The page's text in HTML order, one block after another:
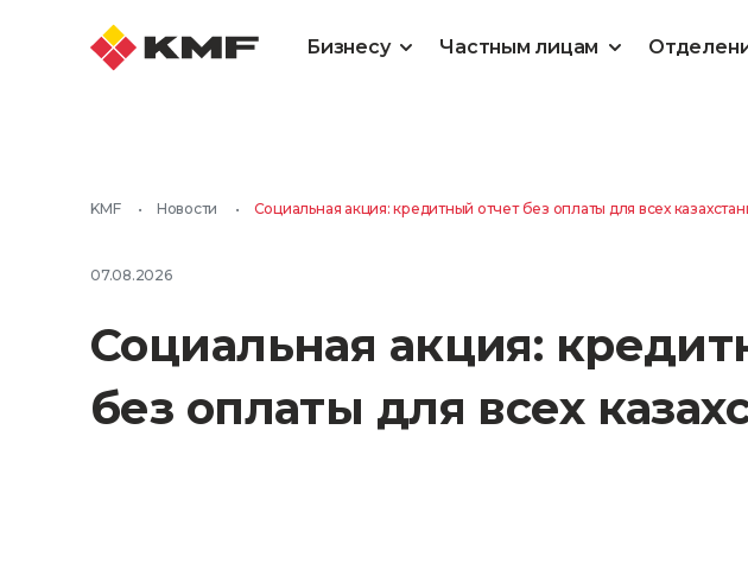
Бизнесу Частным лицам
KMF • Новости • Социальная акция: кредитный отчет без оплаты для всех
07.08.2026
Социальная акция:
без оплаты для всех